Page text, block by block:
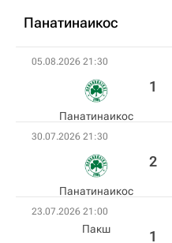
Панатинаикос
05.08.2026 21:30
Панатинаикос
1
30.07.2026 21:30
Панатинаикос
2
23.07.2026 21:00
Пакш 1